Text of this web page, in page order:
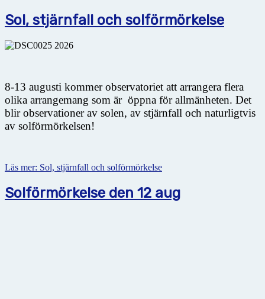
Sol, stjärnfall och solförmörkelse
8-13 augusti kommer observatoriet att arrangera flera
olika arrangemang som är öppna för allmänheten. Det
blir observationer av solen, av stjärnfall och naturligtvis
av solförmörkelsen!
Läs mer: Sol, stjärnfall och solförmörkelse
Solförmörkelse den 12 aug